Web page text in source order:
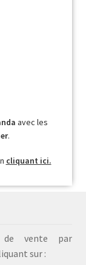
avec les
.
cliquant ici.
de vente par
sur :